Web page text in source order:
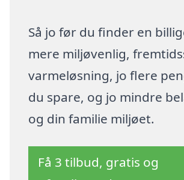
Så jo før du finder en
mere miljøvenlig,
varmeløsning, jo flere
du spare, og jo mindre
og din familie miljøet.
Få 3 tilbud, gratis og